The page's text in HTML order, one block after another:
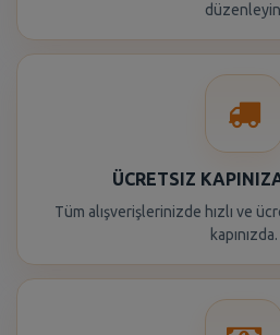
ÜCRETSIZ
Tüm alışverişlerinizde hızlı ve
kapınızda.